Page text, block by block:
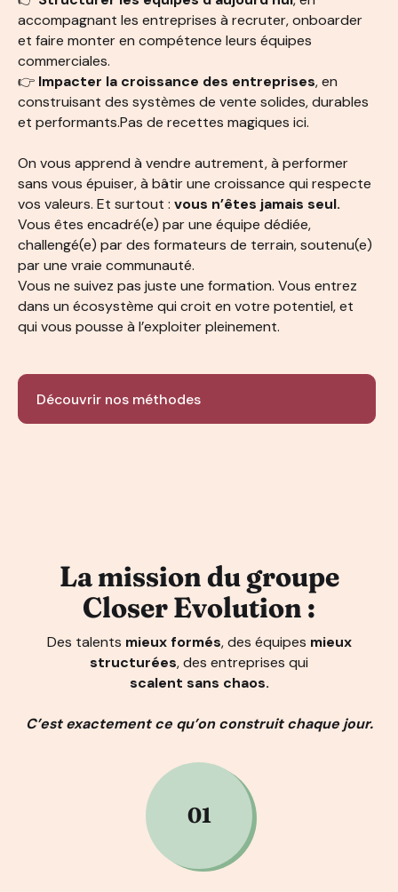
accompagnant les entreprises à recruter, onboarder
et faire monter en compétence leurs équipes
commerciales.
👉 Impacter la croissance des entreprises, en
construisant des systèmes de vente solides, durables
et performants.Pas de recettes magiques ici.
On vous apprend à vendre autrement, à performer
sans vous épuiser, à bâtir une croissance qui respecte
vos valeurs. Et surtout : vous n’êtes jamais seul.
Vous êtes encadré(e) par une équipe dédiée,
challengé(e) par des formateurs de terrain, soutenu(e)
par une vraie communauté.
Vous ne suivez pas juste une formation. Vous entrez
dans un écosystème qui croit en votre potentiel, et
qui vous pousse à l’exploiter pleinement.
Découvrir nos méthodes
La mission du groupe
Closer Evolution :
Des talents mieux formés, des équipes mieux
structurées, des entreprises qui
scalent sans chaos.
C’est exactement ce qu’on construit chaque jour.
01